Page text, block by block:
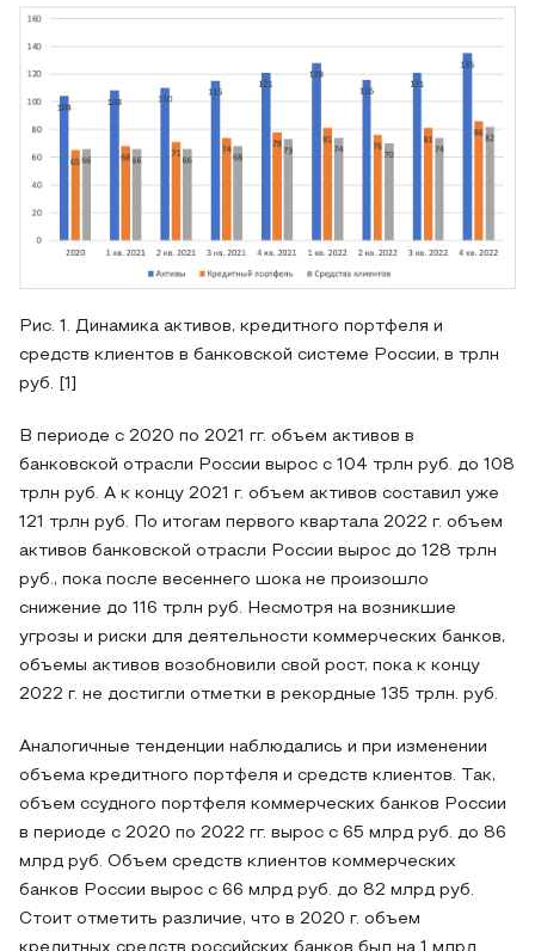
Рис. 1. Динамика активов, кредитного портфеля и
средств клиентов в банковской системе России, в трлн
руб. [1]
В периоде с 2020 по 2021 гг. объем активов в
банковской отрасли России вырос с 104 трлн руб. до 108
трлн руб. А к концу 2021 г. объем активов составил уже
121 трлн руб. По итогам первого квартала 2022 г. объем
активов банковской отрасли России вырос до 128 трлн
руб., пока после весеннего шока не произошло
снижение до 116 трлн руб. Несмотря на возникшие
угрозы и риски для деятельности коммерческих банков,
объемы активов возобновили свой рост, пока к концу
2022 г. не достигли отметки в рекордные 135 трлн. руб.
Аналогичные тенденции наблюдались и при изменении
объема кредитного портфеля и средств клиентов. Так,
объем ссудного портфеля коммерческих банков России
в периоде с 2020 по 2022 гг. вырос с 65 млрд руб. до 86
млрд руб. Объем средств клиентов коммерческих
банков России вырос с 66 млрд руб. до 82 млрд руб.
Стоит отметить различие, что в 2020 г. объем